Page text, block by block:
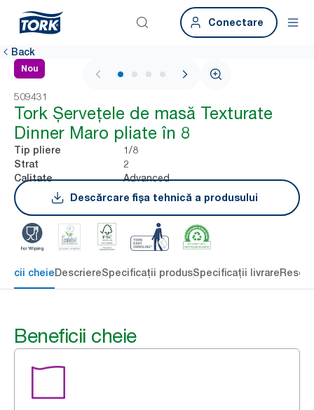
Conectare
Back
Nou
1 / 4
509431
Tork Șervețele de masă Texturate
Dinner Maro pliate în 8
Tip pliere 1/8
Strat 2
Calitate
Advanced
Descărcare fișa tehnică a produsului
cheieDescriereSpecificații produsSpecificații livrare
Beneficii cheie